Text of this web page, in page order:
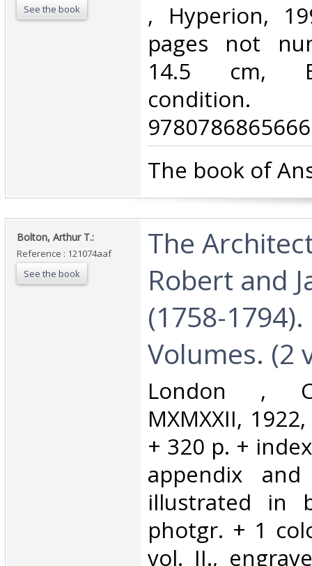
See the book
‎, Hyperion,
pages not
14.5 cm,
‎The book of
‎Bolton, Arthur T.:‎
Reference : 121074aaf
See the book
‎The
Robert and
(1758-
Volumes. (2
‎London ,
MXMXXII,
+ 320 p. +
appendix
illustrated in
photgr. + 1
vol. II.,